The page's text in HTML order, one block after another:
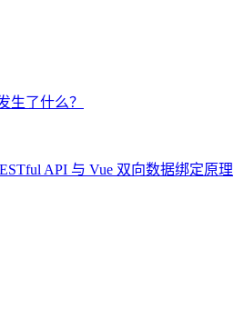
生了什么？
API 与 Vue 双向数据绑定原理